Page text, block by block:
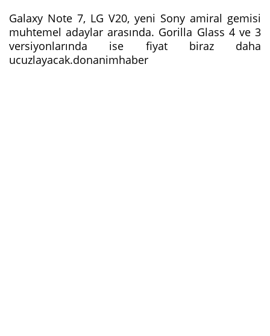
Galaxy Note 7, LG V20, yeni Sony amiral gemisi
muhtemel adaylar arasında. Gorilla Glass 4 ve 3
versiyonlarında ise fiyat biraz daha
ucuzlayacak.donanimhaber